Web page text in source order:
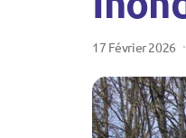
17 Février 2026